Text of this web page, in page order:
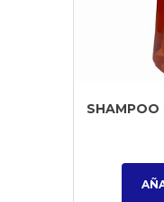
SHAMPOO